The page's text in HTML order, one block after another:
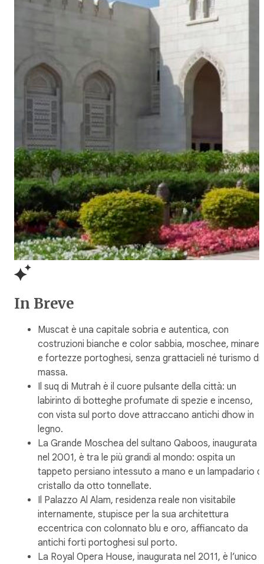
In Breve
Muscat è una capitale sobria e autentica, con
costruzioni bianche e color sabbia, moschee, minareti
e fortezze portoghesi, senza grattacieli né turismo di
massa.
Il suq di Mutrah è il cuore pulsante della città: un
labirinto di botteghe profumate di spezie e incenso,
con vista sul porto dove attraccano antichi dhow in
legno.
La Grande Moschea del sultano Qaboos, inaugurata
nel 2001, è tra le più grandi al mondo: ospita un
tappeto persiano intessuto a mano e un lampadario di
cristallo da otto tonnellate.
Il Palazzo Al Alam, residenza reale non visitabile
internamente, stupisce per la sua architettura
eccentrica con colonnato blu e oro, affiancato da
antichi forti portoghesi sul porto.
La Royal Opera House, inaugurata nel 2011, è l’unico